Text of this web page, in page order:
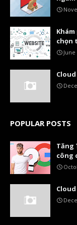
chọn
June
Cloud
POPULAR POSTS
Tăng
công
Cloud